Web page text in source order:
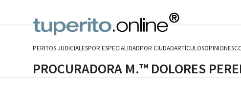
PERITOS JUDICIALESPOR ESPECIALIDADPOR CIUDADARTÍCULOSOPINIONES
PROCURADORA M.™ DOLORES